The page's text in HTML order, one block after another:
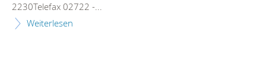
2230Telefax 02722 -...
Weiterlesen